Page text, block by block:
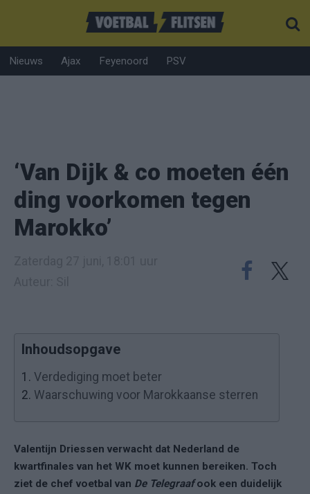
Nieuws Ajax Feyenoord PSV
‘Van Dijk & co moeten één
ding voorkomen tegen
Marokko’
Inhoudsopgave
1. Verdediging moet beter
2. Waarschuwing voor Marokkaanse sterren
Valentijn Driessen verwacht dat Nederland de
kwartfinales van het WK moet kunnen bereiken. Toch
ziet de chef voetbal van De Telegraafook een duidelijk